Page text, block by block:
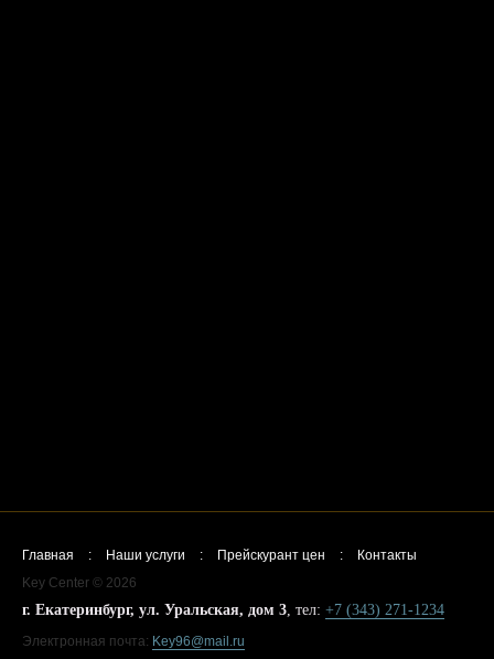
Главная : Наши услуги : Прейскурант цен :
Контакты
Key Center © 2026
г. Екатеринбург, ул. Уральская, дом 3, тел: +7 (343) 271-1234
Электронная почта: Key96@mail.ru